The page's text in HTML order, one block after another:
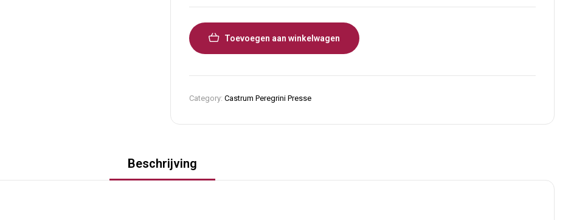
Toevoegen aan winkelwagen
Category: Castrum Peregrini Presse
Beschrijving